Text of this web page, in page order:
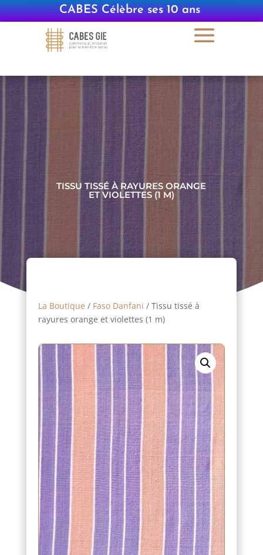
CABES Célèbre ses 10 ans|
TISSU TISSÉ À RAYURES ORANGE
ET VIOLETTES (1 M)
La Boutique / Faso Danfani / Tissu tissé à
rayures orange et violettes (1 m)